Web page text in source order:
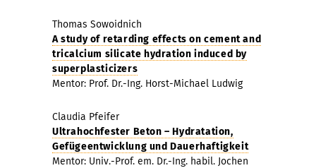
Thomas Sowoidnich
A study of retarding effects on cement and
tricalcium silicate hydration induced by
superplasticizers
Mentor: Prof. Dr.-Ing. Horst-Michael Ludwig
Claudia Pfeifer
Ultrahochfester Beton – Hydratation,
Gefügeentwicklung und Dauerhaftigkeit
Mentor: Univ.-Prof. em. Dr.-Ing. habil. Jochen